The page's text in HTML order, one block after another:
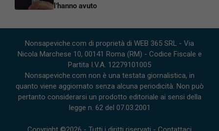
l’hanno avuto
Nonsapeviche.com di proprietà di WEB 365 SRL - Via
Nicola Marchese 10, 00141 Roma (RM) - Codice Fiscale e
Partita I.V.A. 12279101005
Nonsapeviche.com non è una testata giornalistica, in
quanto viene aggiornato senza alcuna periodicità. Non può
pertanto considerarsi un prodotto editoriale ai sensi della
legge n. 62 del 07.03.2001